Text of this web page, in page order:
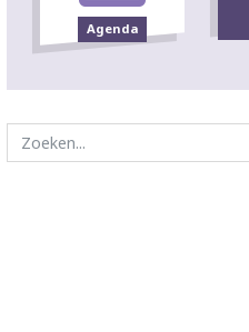
Agenda